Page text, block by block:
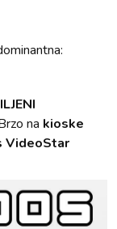
na kioske
VideoStar